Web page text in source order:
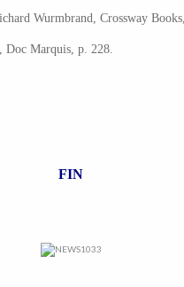
Wurmbrand, Crossway
Marquis, p. 228.
FIN